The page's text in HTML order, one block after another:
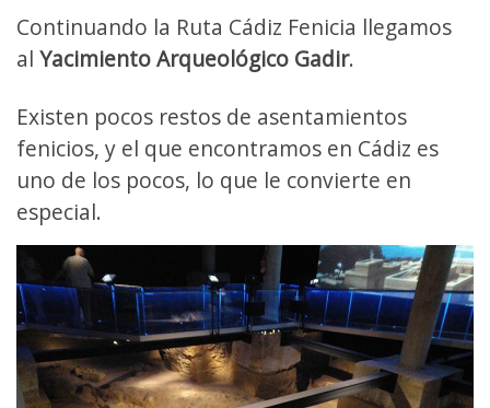
Continuando la Ruta Cádiz Fenicia llegamos
al Yacimiento Arqueológico Gadir.
Existen pocos restos de asentamientos
fenicios, y el que encontramos en Cádiz es
uno de los pocos, lo que le convierte en
especial.